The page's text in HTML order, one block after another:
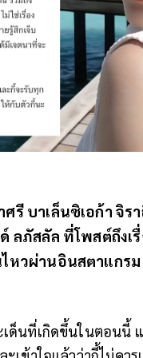
รี บาเล็นซิเอก้า จิ
ลภัสลัล ที่โพสต์ถึง
หวผ่านอินสตาแกร
ด็นที่เกิดขึ้นในตอนนี้